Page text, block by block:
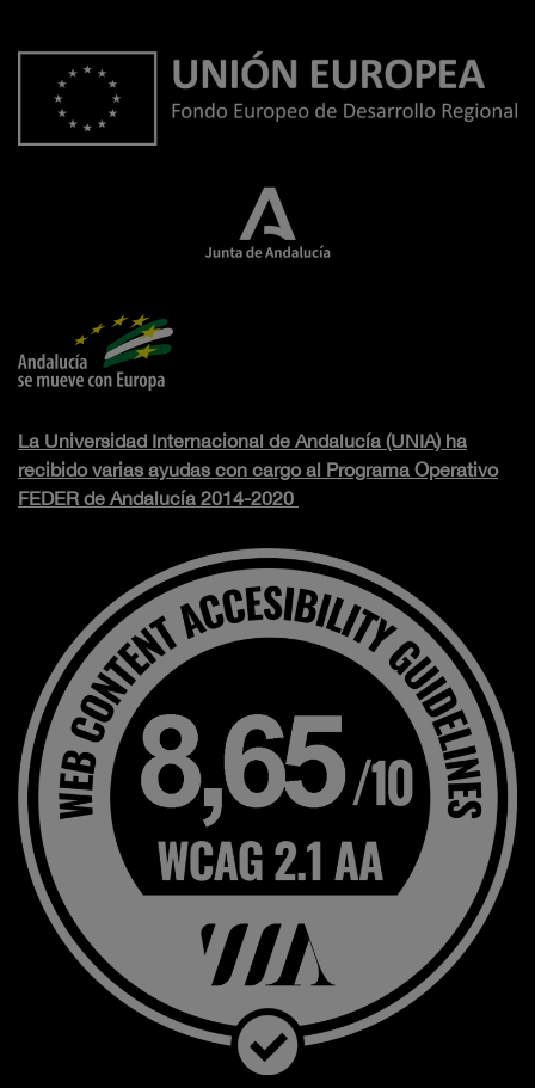
La Universidad Internacional de Andalucía (UNIA) ha
recibido varias ayudas con cargo al Programa Operativo
FEDER de Andalucía 2014-2020